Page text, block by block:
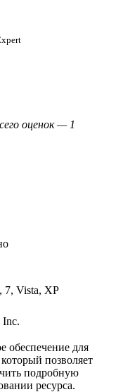
оценок — 1
7, Vista, XP
Inc.
обеспечение для
позволяет
подробную
ресурса.